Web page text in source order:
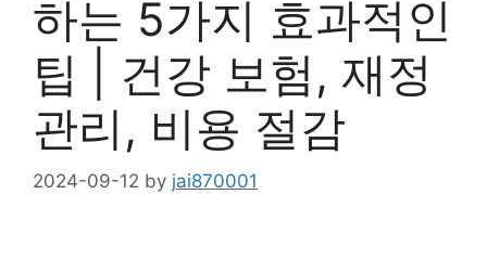
하는 5가지 효과적인
팁 | 건강 보험, 재정
관리, 비용 절감
2024-09-12 by jai870001